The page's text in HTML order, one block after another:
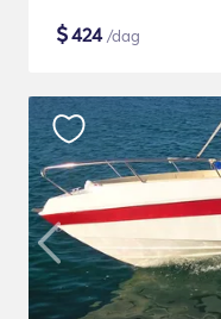
$424/dag